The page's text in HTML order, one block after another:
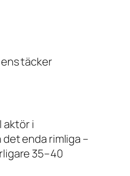
täcker
aktör i
enda rimliga –
35–40